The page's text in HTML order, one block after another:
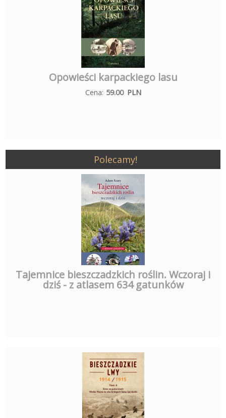
Opowieści karpackiego lasu
Cena: 59.00 PLN
Polecamy!
Tajemnice bieszczadzkich roślin. Wczoraj i
dziś - z atlasem 634 gatunków